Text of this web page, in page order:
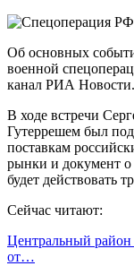
Об основных
военной
канал РИА Новости.
В ходе встречи
Гутеррешем был
поставкам
рынки и документ о
будет действовать
Сейчас читают:
Центральный район
от…